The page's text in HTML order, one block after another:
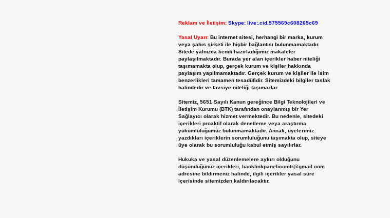
Reklam ve İletişim: Skype: live:.cid.575569c608265c69
Yasal Uyarı: Bu internet sitesi, herhangi bir marka, kurum
veya şahıs şirketi ile hiçbir bağlantısı bulunmamaktadır.
Sitede yalnızca kendi hazırladığımız makaleler
paylaşılmaktadır. Burada yer alan içerikler haber niteliği
taşımamakta olup, gerçek kurum ve kişiler hakkında
paylaşım yapılmamaktadır. Gerçek kurum ve kişiler ile isim
benzerlikleri tamamen tesadüfidir. Sitemizdeki bilgiler taslak
halindedir ve tavsiye niteliği taşımazlar.
Sitemiz, 5651 Sayılı Kanun gereğince Bilgi Teknolojileri ve
İletişim Kurumu (BTK) tarafından onaylanmış bir Yer
Sağlayıcı olarak hizmet vermektedir. Bu nedenle, sitedeki
içerikleri proaktif olarak denetleme veya araştırma
yükümlülüğümüz bulunmamaktadır. Ancak, üyelerimiz
yazdıkları içeriklerin sorumluluğunu taşımakta olup, siteye
üye olarak bu sorumluluğu kabul etmiş sayılırlar.
Hukuka ve yasal düzenlemelere aykırı olduğunu
düşündüğünüz içerikleri, backlinkpanelicomtr@gmail.com
adresine bildirmeniz halinde, ilgili içerikler yasal süre
içerisinde sitemizden kaldırılacaktır.